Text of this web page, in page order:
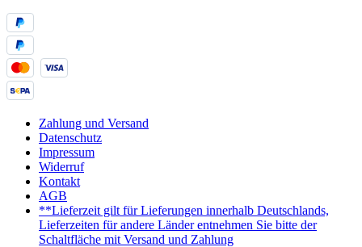
Zahlung und Versand
Datenschutz
Impressum
Widerruf
Kontakt
AGB
**Lieferzeit gilt für Lieferungen innerhalb Deutschlands,
Lieferzeiten für andere Länder entnehmen Sie bitte der
Schaltfläche mit Versand und Zahlung